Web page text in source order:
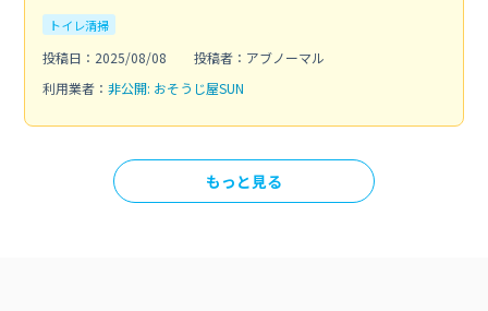
トイレ清掃
投稿日：2025/08/08
投稿者：アブノーマル
利用業者： 非公開: おそうじ屋SUN
もっと見る